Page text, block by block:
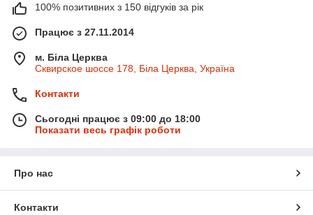
100% позитивних з 150 відгуків за рік
Працює з 27.11.2014
м. Біла Церква
Сквирское шоссе 178, Біла Церква, Україна
Контакти
Сьогодні працює з 09:00 до 18:00
Показати весь графік роботи
Про нас
Контакти